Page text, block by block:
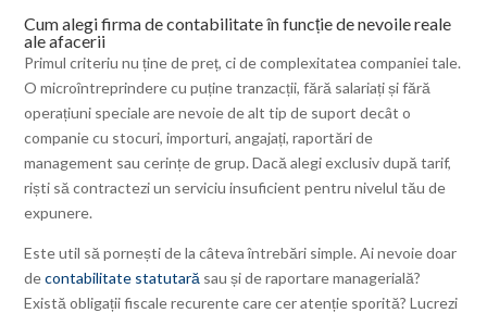
Cum alegi firma de contabilitate în funcție de nevoile reale
ale afacerii
Primul criteriu nu ține de preț, ci de complexitatea companiei tale.
O microîntreprindere cu puține tranzacții, fără salariați și fără
operațiuni speciale are nevoie de alt tip de suport decât o
companie cu stocuri, importuri, angajați, raportări de
management sau cerințe de grup. Dacă alegi exclusiv după tarif,
riști să contractezi un serviciu insuficient pentru nivelul tău de
expunere.
Este util să pornești de la câteva întrebări simple. Ai nevoie doar
decontabilitate statutară sau și de raportare managerială?
Există obligații fiscale recurente care cer atenție sporită? Lucrezi